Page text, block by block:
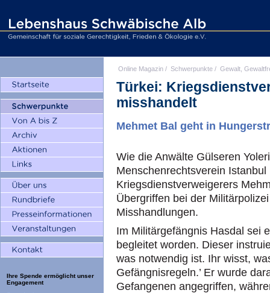
Ihre Spende ermöglicht unser
Engagement
Online Magazin / Schwerpunkte / Gewalt,
Türkei:
misshandelt
Mehmet Bal geht in
Wie die Anwälte Gülseren
Menschenrechtsverein
Kriegsdienstverweigerers
Übergriffen bei der
Misshandlungen.
Im Militärgefängnis Hasdal sei
begleitet worden. Dieser
was notwendig ist. Ihr wisst,
Gefängnisregeln.’ Er wurde
Gefangenen angegriffen,